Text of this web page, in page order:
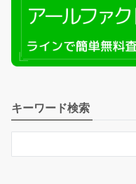
キーワード検索